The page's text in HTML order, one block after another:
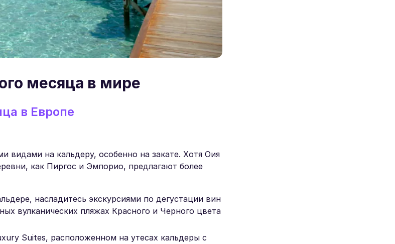
месяца в мире
в Европе
на кальдеру, особенно на закате. Хотя Оия
как Пиргос и Эмпорио, предлагают более
насладитесь экскурсиями по дегустации вин
вулканических пляжах Красного и Черного цвета
Suites, расположенном на утесах кальдеры с